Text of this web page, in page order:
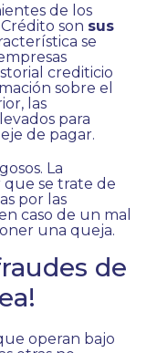
de los
son sus
se
crediticio
sobre el
las
para
de pagar.
La
se trate de
por las
caso de un mal
una queja.
de
operan bajo